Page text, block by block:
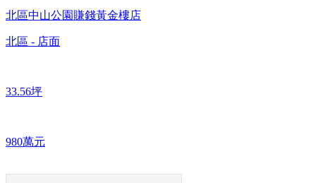
北區中山公園賺錢黃金樓店
北區 - 店面
33.56坪
980萬元